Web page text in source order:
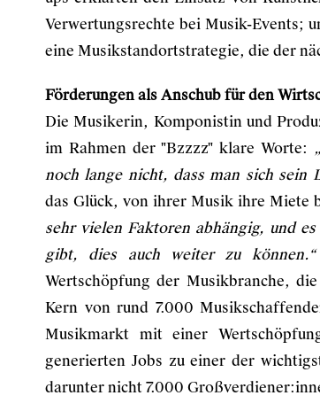
Verwertungsrechte bei Musik-Events;
eine Musikstandortstrategie, die der
Förderungen als Anschub für den
Die Musikerin, Komponistin und
im Rahmen der "Bzzzz" klare Worte:
noch lange nicht, dass man sich sein
das Glück, von ihrer Musik ihre Miete
sehr vielen Faktoren abhängig, und
gibt, dies auch weiter zu können.“
Wertschöpfung der Musikbranche,
Kern von rund 7.000
Musikmarkt mit einer
generierten Jobs zu einer der
darunter nicht 7.000